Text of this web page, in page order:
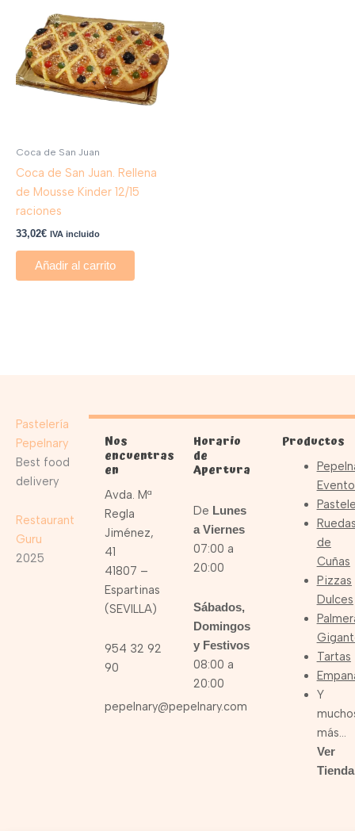
Coca de San Juan
Coca de San Juan. Rellena
de Mousse Kinder 12/15
raciones
33,02€ IVA incluido
Añadir al carrito
Pastelería
Pepelnary
Best food
delivery
Restaurant
Guru
2025
Nos
encuentras
en
Avda. Mª
Regla
Jiménez,
41
41807 –
Espartinas
(SEVILLA)
954 32 92
90
pepelnary@pepelnary.com
Horario
de
Apertura
De Lunes
a Viernes
07:00 a
20:00
Sábados,
Domingos
y Festivos
08:00 a
20:00
Productos
de
Cuñas
Pizzas
Dulces
Tartas
Y
más…
Ver
Tienda